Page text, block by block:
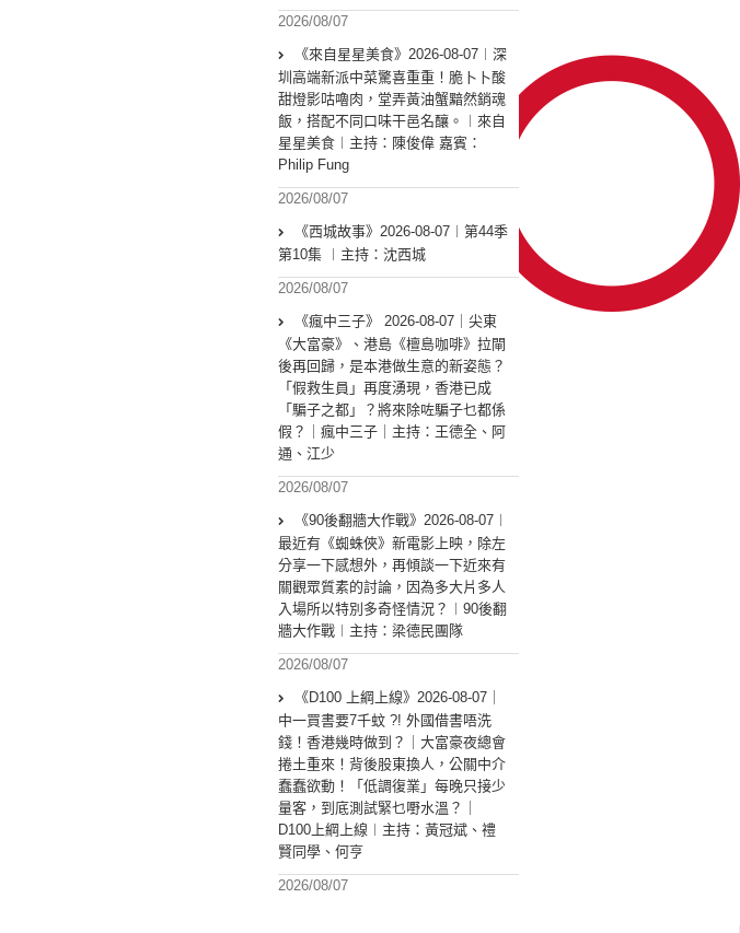
2026/08/07
《來自星星美食》2026-08-07︱深
圳高端新派中菜驚喜重重！脆卜卜酸
甜燈影咕嚕肉，堂弄黃油蟹黯然銷魂
飯，搭配不同口味干邑名釀。︱來自
星星美食︱主持：陳俊偉 嘉賓：
Philip Fung
2026/08/07
《西城故事》2026-08-07︱第44季
第10集 ︱主持：沈西城
2026/08/07
《瘋中三子》 2026-08-07｜尖東
《大富豪》、港島《檀島咖啡》拉閘
後再回歸，是本港做生意的新姿態？
「假救生員」再度湧現，香港已成
「騙子之都」？將來除咗騙子乜都係
假？｜瘋中三子｜主持：王德全、阿
通、江少
2026/08/07
《90後翻牆大作戰》2026-08-07︱
最近有《蜘蛛俠》新電影上映，除左
分享一下感想外，再傾談一下近來有
關觀眾質素的討論，因為多大片多人
入場所以特別多奇怪情況？︱90後翻
牆大作戰︱主持：梁德民團隊
2026/08/07
《D100 上綱上線》2026-08-07｜
中一買書要7千蚊 ?! 外國借書唔洗
錢！香港幾時做到？｜大富豪夜總會
捲土重來！背後股東換人，公關中介
蠢蠢欲動！「低調復業」每晚只接少
量客，到底測試緊乜嘢水溫？｜
D100上綱上線︱主持：黃冠斌、禮
賢同學、何亨
2026/08/07